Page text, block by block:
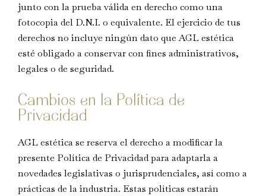
junto con la prueba válida en derecho como una
fotocopia del D.N.I. o equivalente. El ejercicio de tus
derechos no incluye ningún dato que AGL estética
esté obligado a conservar con fines administrativos,
legales o de seguridad.
Cambios en la Política de
Privacidad
AGL estética se reserva el derecho a modificar la
presente Política de Privacidad para adaptarla a
novedades legislativas o jurisprudenciales, así como a
prácticas de la industria. Estas políticas estarán